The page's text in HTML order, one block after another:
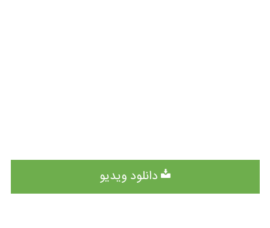
دانلود ویدیو